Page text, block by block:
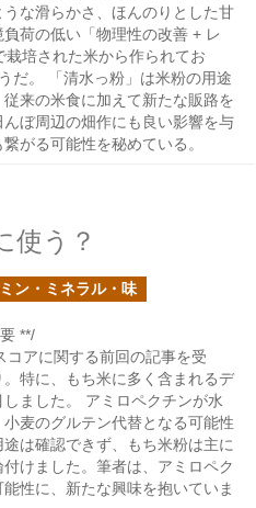
な滑らかさ、ほんのりとした甘
荷の低い「物理性の改善 + レ
培された米から作られてお
だ。 「清水っ粉」は米粉の用途
来の米食に加えて新たな販路を
ぼ周辺の畑作にも良い影響を与
がる可能性を秘めている。
使う？
ン・ミネラル・味
**/
アに関する前回の記事を受
特に、もち米に多く含まれるデ
ました。 アミロペクチンが水
麦のグルテン代替となる可能性
は確認できず、もち米粉は主に
けました。筆者は、アミロペク
性に、新たな興味を抱いていま